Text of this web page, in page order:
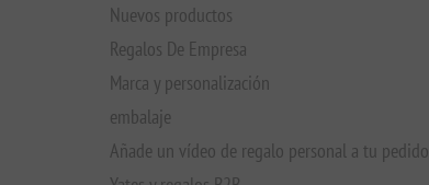
Nuevos productos
Regalos De Empresa
Marca y personalización
embalaje
Añade un vídeo de regalo personal a tu pedido